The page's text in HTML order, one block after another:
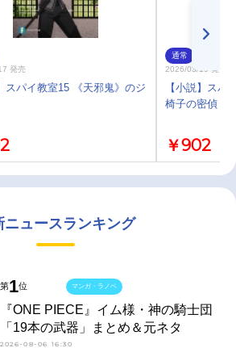
発売
スパイ教室15 《天邪鬼》のジ
通常
2026/03/19 発売
【小説】スパ
椅子の密偵
￥902
ニュースランキング
第1位
『ONE PIECE』イム様・神の騎士団
「19本の武器」まとめ＆元ネタ
2026-08-06 16:30
マンガ・ラノベ